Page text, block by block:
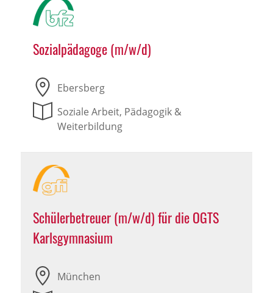
Sozialpädagoge (m/w/d)
Ebersberg
Soziale Arbeit, Pädagogik &
Weiterbildung
Schülerbetreuer (m/w/d) für die OGTS
Karlsgymnasium
München